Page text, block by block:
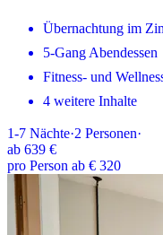
Übernachtung im
5-Gang Abendessen
Fitness- und
4 weitere Inhalte
1-7 Nächte·2 Personen·
ab 639 €
pro Person ab € 320